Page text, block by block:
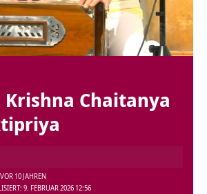
Krishna Chaitanya
9. FEBRUAR 2026 12:56
VOR 10 JAHREN